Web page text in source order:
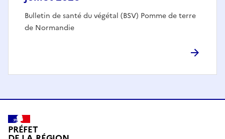
Bulletin de santé du végétal (BSV) Pomme de terre
de Normandie
PRÉFET